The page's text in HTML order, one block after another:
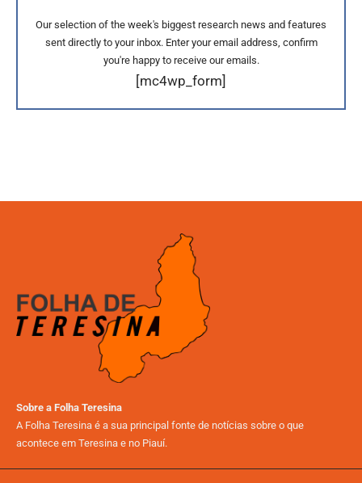
Our selection of the week's biggest research news and features
sent directly to your inbox. Enter your email address, confirm
you're happy to receive our emails.
[mc4wp_form]
Sobre a Folha Teresina
A Folha Teresina é a sua principal fonte de notícias sobre o que
acontece em Teresina e no Piauí.